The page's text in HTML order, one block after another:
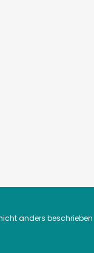
anders beschrieben